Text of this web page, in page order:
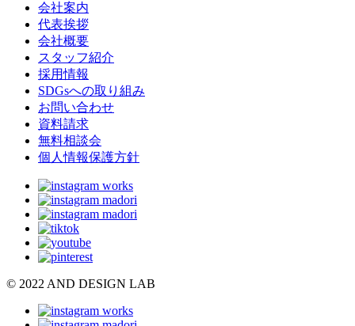
会社案内
代表挨拶
会社概要
スタッフ紹介
採用情報
SDGsへの取り組み
お問い合わせ
資料請求
無料相談会
個人情報保護方針
© 2022 AND DESIGN LAB